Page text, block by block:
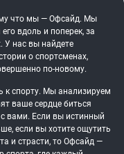
что мы — Офсайд. Мы
вдоль и поперек, за
У нас вы найдете
о спортсменах,
по-новому.
к спорту. Мы анализируем
ваше сердце биться
вами. Если вы истинный
если вы хотите ощутить
и страсти, то Офсайд —